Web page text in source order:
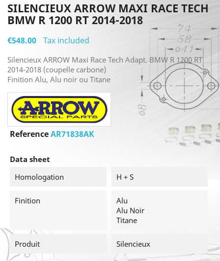
SILENCIEUX ARROW MAXI RACE TECH
BMW R 1200 RT 2014-2018
€548.00 Tax included
Silencieux ARROW Maxi Race Tech Adapt. BMW R 1200 RT
2014-2018 (coupelle carbone)
Finition Alu, Alu noir ou Titane
ReferenceAR71838AK
Data sheet
Homologation
H + S
Finition
Alu
Alu Noir
Titane
Produit Silencieux